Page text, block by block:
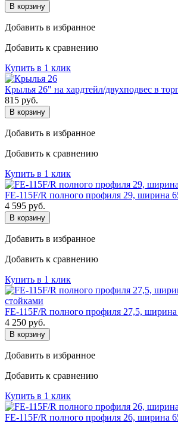
В корзину
Добавить в избранное
Добавить к сравнению
Купить в 1 клик
Крылья 26" на хардтейл/двухподвес в
815 руб.
В корзину
Добавить в избранное
Добавить к сравнению
Купить в 1 клик
FE-115F/R полного профиля 29, ширина
4 595 руб.
В корзину
Добавить в избранное
Добавить к сравнению
Купить в 1 клик
FE-115F/R полного профиля 27,5,
4 250 руб.
В корзину
Добавить в избранное
Добавить к сравнению
Купить в 1 клик
FE-115F/R полного профиля 26, ширина